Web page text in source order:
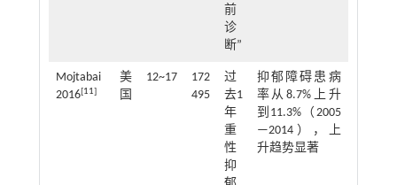
前
诊
断”
Mojtabai
2016[11]
美
国
12~17
172
495
过
去1
年
重
性
抑
抑郁障碍患病
率从8.7%上升
到11.3%（2005
—2014），上
升趋势显著